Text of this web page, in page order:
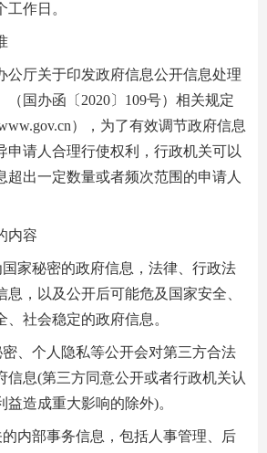
作日。
公厅关于印发政府信息公开信息处理
（国办函〔2020〕109号）相关规定
），为了有效调节政府信息
申请人合理行使权利，行政机关可以
超出一定数量或者频次范围的申请人
内容
家秘密的政府信息，法律、行政法
息，以及公开后可能危及国家安全、
社会稳定的政府信息。
、个人隐私等公开会对第三方合法
信息(第三方同意公开或者行政机关认
造成重大影响的除外)。
内部事务信息，包括人事管理、后